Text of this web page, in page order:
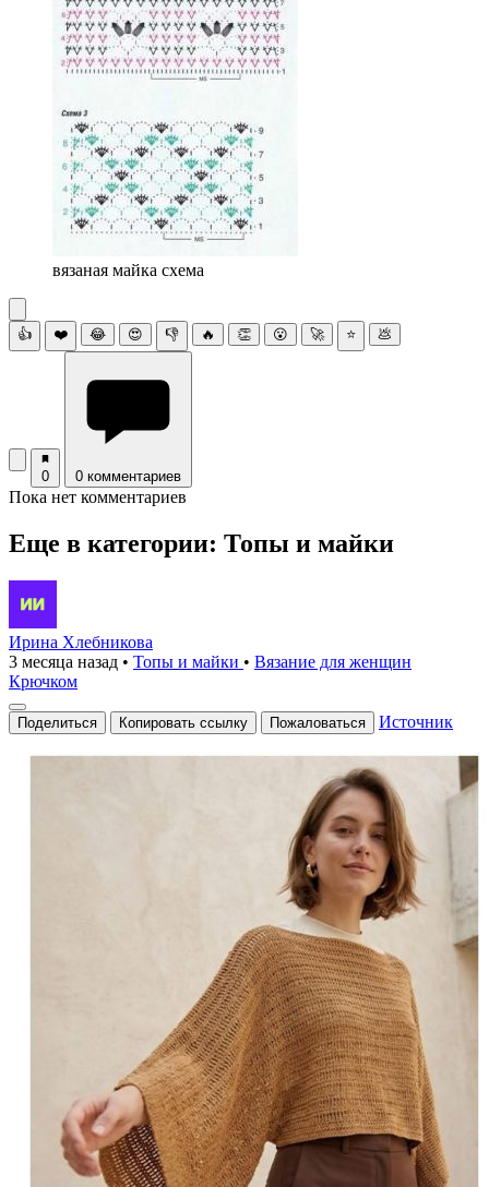
вязаная майка схема
👍 ❤️ 😂 😍 👎 🔥 👏 😮 🚀 ⭐ 💩
0 0 комментариев
Пока нет комментариев
Еще в категории: Топы и майки
Ирина Хлебникова
3 месяца назад • Топы и майки • Вязание для женщин
Крючком
Поделиться Копировать ссылку Пожаловаться Источник